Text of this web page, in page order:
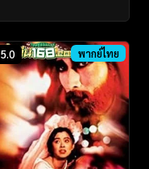
5.0 พากย์ไทย